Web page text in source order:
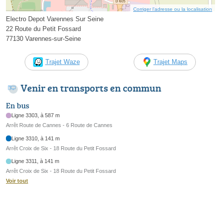
Corriger l’adresse ou la localisation
Electro Depot Varennes Sur Seine
22 Route du Petit Fossard
77130 Varennes-sur-Seine
Trajet Waze Trajet Maps
Venir en transports en commun
En bus
Ligne 3303, à 587 m
Arrêt Route de Cannes - 6 Route de Cannes
Ligne 3310, à 141 m
Arrêt Croix de Six - 18 Route du Petit Fossard
Ligne 3311, à 141 m
Arrêt Croix de Six - 18 Route du Petit Fossard
Voir tout